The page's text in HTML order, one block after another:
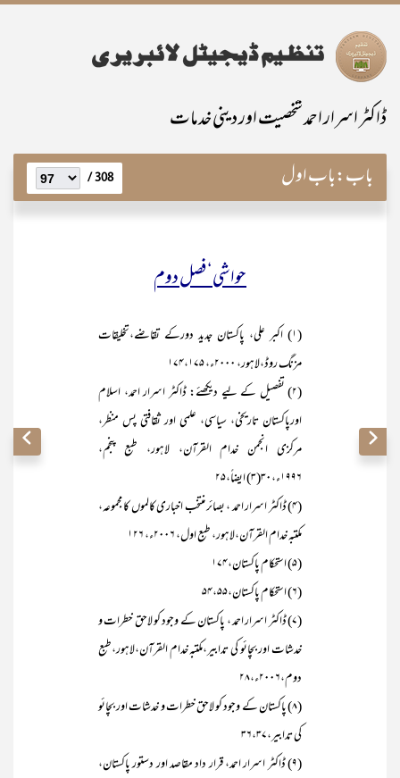
ڈاکٹر اسرار احمد شخصیت اور دینی خدمات
باب:باب اول 308 /
حواشی‘ فصل دوم
(۱) اکبر علی، پاکستان جدید دورکے تقاضے،تخلیقات
مزنگ روڈ،لاہور، ۲۰۰۰ء، ۱۷۴،۱۷۵
(۲) تفصیل کے لیے دیکھئے: ڈاکٹر اسرار احمد، اسلام
اورپاکستان تاریخی، سیاسی، علمی اور ثقافتی پس منظر،
مرکزی انجمن خدام القرآن، لاہور، طبع پنجم،
۱۹۹۶ء،۳۰(۳) ایضاً،۲۵
(۴) ڈاکٹر اسرار احمد ، بصائر منتخب اخباری کالموں کا مجموعہ،
مکتبہ خدام القرآن،لاہور، طبع اول، ۲۰۰۶ء، ۱۲۶
(۵) استحکام پاکستان،۱۷۴
(۶) استحکام پاکستان،۵۴،۵۵
(۷) ڈاکٹر اسرار احمد ، پاکستان کے وجود کو لاحق خطرات و
خدشات اور بچائو کی تدابیر،مکتبہ خدام القرآن،لاہور،طبع
دوم،۲۰۰۶ء،۲۸
(۸) پاکستان کے وجود کو لاحق خطرات و خدشات اور بچائو
کی تدابیر،۳۶،۳۷
(۹) ڈاکٹر اسرار احمد، قرار داد مقاصد اور دستور پاکستان،